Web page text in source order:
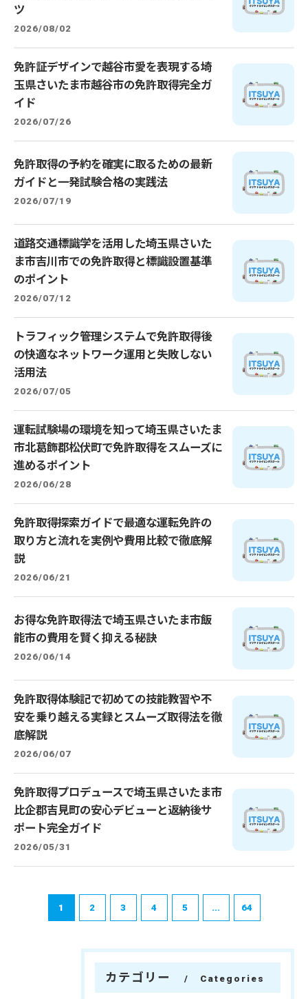
ツ
2026/08/02
免許証デザインで越谷市愛を表現する埼
玉県さいたま市越谷市の免許取得完全ガ
イド
2026/07/26
免許取得の予約を確実に取るための最新
ガイドと一発試験合格の実践法
2026/07/19
道路交通標識学を活用した埼玉県さいた
ま市吉川市での免許取得と標識設置基準
のポイント
2026/07/12
トラフィック管理システムで免許取得後
の快適なネットワーク運用と失敗しない
活用法
2026/07/05
運転試験場の環境を知って埼玉県さいたま
市北葛飾郡松伏町で免許取得をスムーズに
進めるポイント
2026/06/28
免許取得探索ガイドで最適な運転免許の
取り方と流れを実例や費用比較で徹底解
説
2026/06/21
お得な免許取得法で埼玉県さいたま市飯
能市の費用を賢く抑える秘訣
2026/06/14
免許取得体験記で初めての技能教習や不
安を乗り越える実録とスムーズ取得法を徹
底解説
2026/06/07
免許取得プロデュースで埼玉県さいたま市
比企郡吉見町の安心デビューと返納後サ
ポート完全ガイド
2026/05/31
1 2 3 4 5 ... 64
カテゴリー Categories